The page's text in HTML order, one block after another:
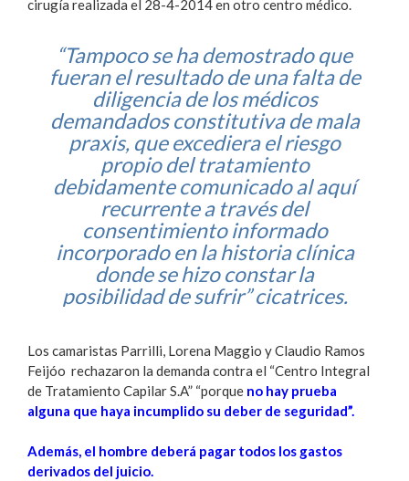
cirugía realizada el 28-4-2014 en otro centro médico.
“Tampoco se ha demostrado que
fueran el resultado de una falta de
diligencia de los médicos
demandados constitutiva de mala
praxis, que excediera el riesgo
propio del tratamiento
debidamente comunicado al aquí
recurrente a través del
consentimiento informado
incorporado en la historia clínica
donde se hizo constar la
posibilidad de sufrir” cicatrices.
Los camaristas Parrilli, Lorena Maggio y Claudio Ramos
Feijóo rechazaron la demanda contra el “Centro Integral
de Tratamiento Capilar S.A” “porque no hay prueba
alguna que haya incumplido su deber de seguridad”.
Además, el hombre deberá pagar todos los gastos
derivados del juicio.